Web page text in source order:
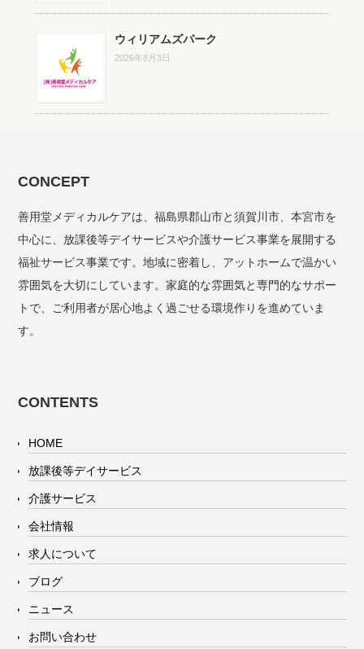
ウィリアムズパーク
2026年8月3日
CONCEPT
善用堂メディカルケアは、福島県郡山市と須賀川市、本宮市を
中心に、放課後等デイサービスや介護サービス事業を展開する
福祉サービス事業です。地域に密着し、アットホームで温かい
雰囲気を大切にしています。家庭的な雰囲気と専門的なサポー
トで、ご利用者が居心地よく過ごせる環境作りを進めていま
す。
CONTENTS
HOME
放課後等デイサービス
介護サービス
会社情報
求人について
ブログ
ニュース
お問い合わせ